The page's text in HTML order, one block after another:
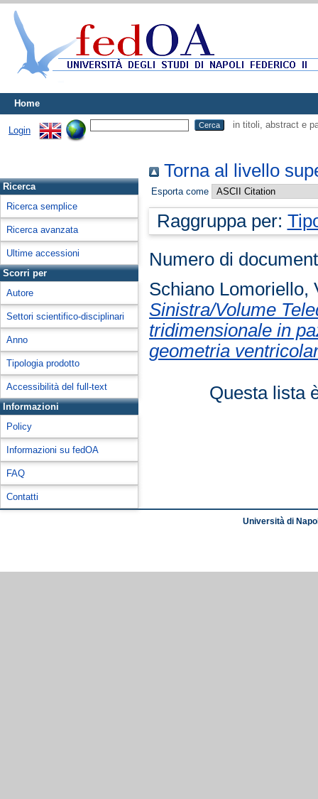
Home
Login
in titoli, abstract e
Ricerca
Ricerca semplice
Ricerca avanzata
Ultime accessioni
Scorri per
Autore
Settori scientifico-disciplinari
Anno
Tipologia prodotto
Accessibilità del full-text
Informazioni
Policy
Informazioni su fedOA
FAQ
Contatti
Torna al livello
Esporta come
Raggruppa per:
Numero di
Schiano Lomoriello,
Sinistra/Volume
tridimensionale in
geometria
Questa lista
Università di